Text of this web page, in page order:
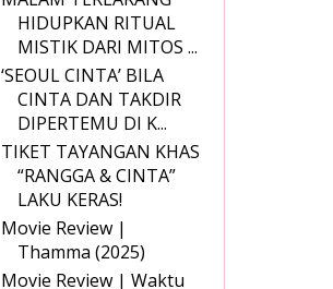
HIDUPKAN RITUAL
MISTIK DARI MITOS ...
‘SEOUL CINTA’ BILA
CINTA DAN TAKDIR
DIPERTEMU DI K...
TIKET TAYANGAN KHAS
“RANGGA & CINTA”
LAKU KERAS!
Movie Review |
Thamma (2025)
Movie Review | Waktu